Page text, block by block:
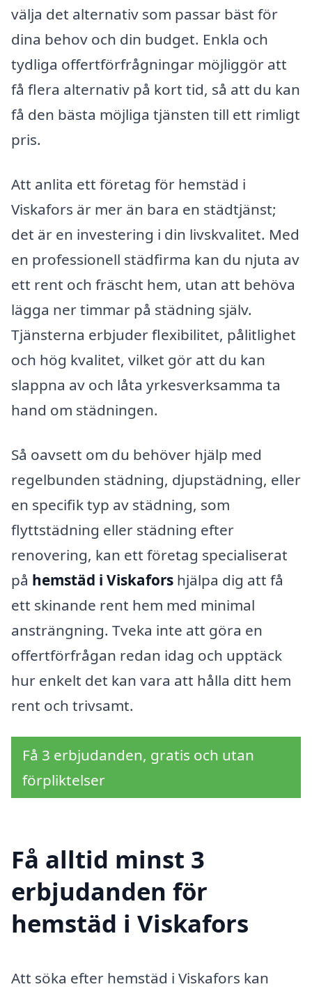
välja det alternativ som passar bäst för
dina behov och din budget. Enkla och
tydliga offertförfrågningar möjliggör att
få flera alternativ på kort tid, så att du kan
få den bästa möjliga tjänsten till ett rimligt
pris.
Att anlita ett företag för hemstäd i
Viskafors är mer än bara en städtjänst;
det är en investering i din livskvalitet. Med
en professionell städfirma kan du njuta av
ett rent och fräscht hem, utan att behöva
lägga ner timmar på städning själv.
Tjänsterna erbjuder flexibilitet, pålitlighet
och hög kvalitet, vilket gör att du kan
slappna av och låta yrkesverksamma ta
hand om städningen.
Så oavsett om du behöver hjälp med
regelbunden städning, djupstädning, eller
en specifik typ av städning, som
flyttstädning eller städning efter
renovering, kan ett företag specialiserat
på hemstäd i Viskafors hjälpa dig att få
ett skinande rent hem med minimal
ansträngning. Tveka inte att göra en
offertförfrågan redan idag och upptäck
hur enkelt det kan vara att hålla ditt hem
rent och trivsamt.
Få 3 erbjudanden, gratis och utan
förpliktelser
Få alltid minst 3
erbjudanden för
hemstäd i Viskafors
Att söka efter hemstäd i Viskafors kan